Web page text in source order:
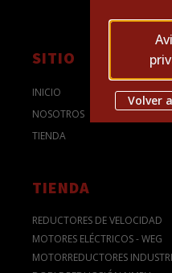
Volver
SITIO
INICIO
NOSOTROS
TIENDA
TIENDA
REDUCTORES DE VELOCIDAD
MOTORES ELÉCTRICOS - WEG
MOTORREDUCTORES